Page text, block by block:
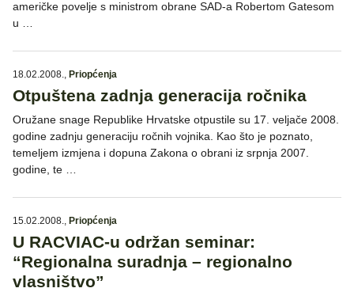
američke povelje s ministrom obrane SAD-a Robertom Gatesom
u …
18.02.2008., Priopćenja
Otpuštena zadnja generacija ročnika
Oružane snage Republike Hrvatske otpustile su 17. veljače 2008.
godine zadnju generaciju ročnih vojnika. Kao što je poznato,
temeljem izmjena i dopuna Zakona o obrani iz srpnja 2007.
godine, te …
15.02.2008., Priopćenja
U RACVIAC-u održan seminar:
“Regionalna suradnja – regionalno
vlasništvo”